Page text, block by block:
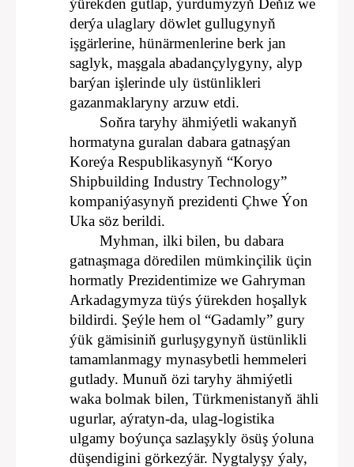
ýürekden gutlap, ýurdumyzyň Deňiz we
derýa ulaglary döwlet gullugynyň
işgärlerine, hünärmenlerine berk jan
saglyk, maşgala abadançylygyny, alyp
barýan işlerinde uly üstünlikleri
gazanmaklaryny arzuw etdi.
Soňra taryhy ähmiýetli wakanyň
hormatyna guralan dabara gatnaşýan
Koreýa Respublikasynyň “Koryo
Shipbuilding Industry Technology”
kompaniýasynyň prezidenti Çhwe Ýon
Uka söz berildi.
Myhman, ilki bilen, bu dabara
gatnaşmaga döredilen mümkinçilik üçin
hormatly Prezidentimize we Gahryman
Arkadagymyza tüýs ýürekden hoşallyk
bildirdi. Şeýle hem ol “Gadamly” gury
ýük gämisiniň gurluşygynyň üstünlikli
tamamlanmagy mynasybetli hemmeleri
gutlady. Munuň özi taryhy ähmiýetli
waka bolmak bilen, Türkmenistanyň ähli
ugurlar, aýratyn-da, ulag-logistika
ulgamy boýunça sazlaşykly ösüş ýoluna
düşendigini görkezýär. Nygtalyşy ýaly,